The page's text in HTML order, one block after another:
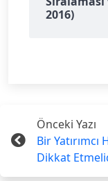
2016)
Önceki Yazı
Bir
Dikkat